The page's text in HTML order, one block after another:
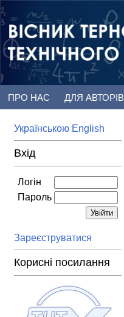
ПРО НАС ДЛЯ АВТОРІВ
Українською English
Вхід
Логін
Пароль
Зареєструватися
Корисні посилання